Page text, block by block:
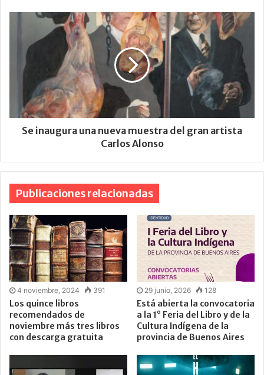
Se inaugura una nueva muestra del gran artista
Carlos Alonso
Publicaciones relacionadas
4 noviembre, 2024 391
Los quince libros
recomendados de
noviembre más tres libros
con descarga gratuita
29 junio, 2026 128
Está abierta la convocatoria
a la 1° Feria del Libro y de la
Cultura Indígena de la
provincia de Buenos Aires